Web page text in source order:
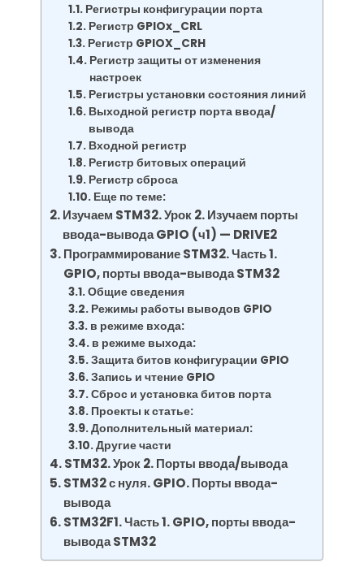
Регистры конфигурации порта
Регистр GPIOx_CRL
Регистр GPIOX_CRH
Регистр защиты от изменения
настроек
Регистры установки состояния линий
Выходной регистр порта ввода/
вывода
Входной регистр
Регистр битовых операций
Регистр сброса
Еще по теме:
Изучаем STM32. Урок 2. Изучаем порты
ввода-вывода GPIO (ч1) — DRIVE2
Программирование STM32. Часть 1.
GPIO, порты ввода-вывода STM32
Общие сведения
Режимы работы выводов GPIO
в режиме входа:
в режиме выхода:
Защита битов конфигурации GPIO
Запись и чтение GPIO
Сброс и установка битов порта
Проекты к статье:
Дополнительный материал:
Другие части
STM32. Урок 2. Порты ввода/вывода
STM32 с нуля. GPIO. Порты ввода-
вывода
STM32F1. Часть 1. GPIO, порты ввода-
вывода STM32